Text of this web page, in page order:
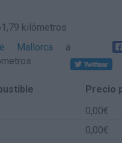
kilómetros
Mallorca a
Precio
0,00€
0,00€